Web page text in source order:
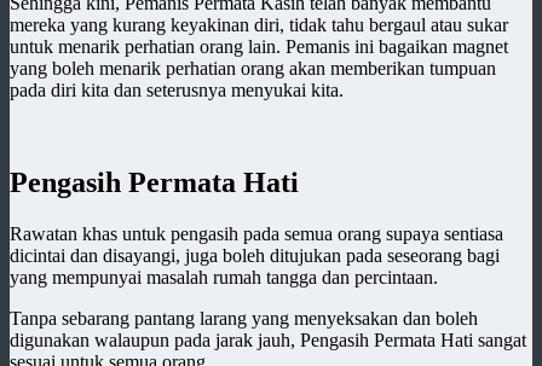
mereka yang kurang keyakinan diri, tidak tahu bergaul atau sukar
untuk menarik perhatian orang lain. Pemanis ini bagaikan magnet
yang boleh menarik perhatian orang akan memberikan tumpuan
pada diri kita dan seterusnya menyukai kita.
Pengasih Permata Hati
Rawatan khas untuk pengasih pada semua orang supaya sentiasa
dicintai dan disayangi, juga boleh ditujukan pada seseorang bagi
yang mempunyai masalah rumah tangga dan percintaan.
Tanpa sebarang pantang larang yang menyeksakan dan boleh
digunakan walaupun pada jarak jauh, Pengasih Permata Hati sangat
sesuai untuk semua orang.